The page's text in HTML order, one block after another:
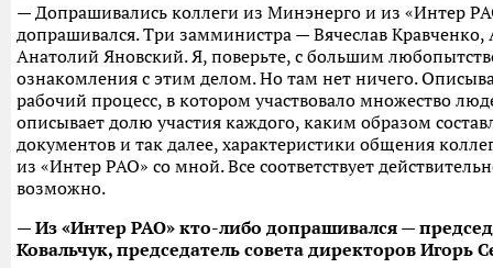
— Допрашивались коллеги из Минэнерго и из «Интер
допрашивался. Три замминистра — Вячеслав Кравченко,
Анатолий Яновский. Я, поверьте, с большим
ознакомления с этим делом. Но там нет ничего.
рабочий процесс, в котором участвовало множество
описывает долю участия каждого, каким образом
документов и так далее, характеристики общения
из «Интер РАО» со мной. Все соответствует
возможно.
— Из «Интер РАО» кто-либо допрашивался —
Ковальчук, председатель совета директоров Игорь